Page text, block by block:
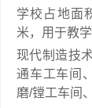
学校占地面
米，用于教
现代制造技
通车工车间
磨/镗工车间